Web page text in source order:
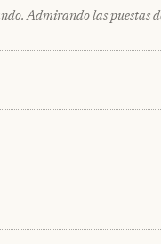
Admirando las puestas